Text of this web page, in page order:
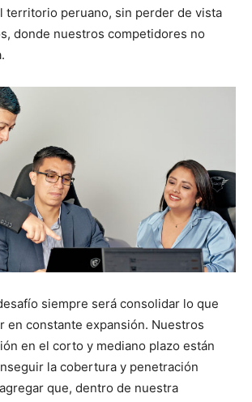
territorio peruano, sin perder de vista
donde nuestros competidores no
siempre será consolidar lo que
en constante expansión. Nuestros
en el corto y mediano plazo están
la cobertura y penetración
que, dentro de nuestra